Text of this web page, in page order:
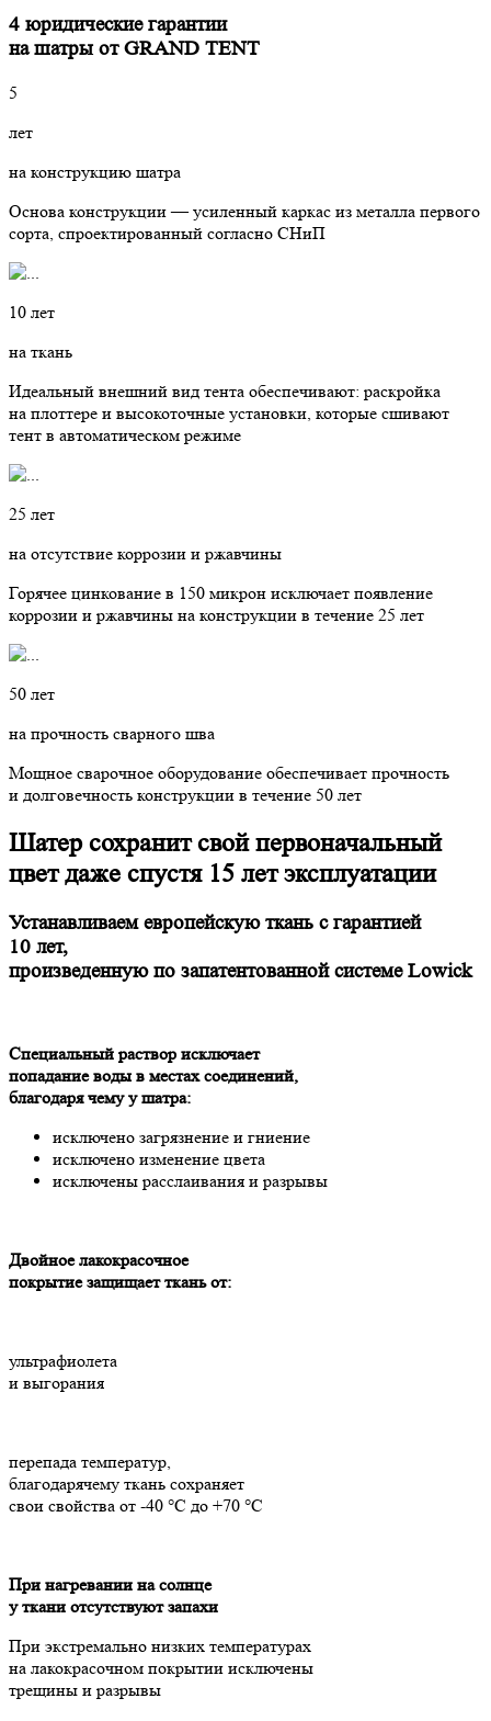
4 юридические гарантии
на шатры от GRAND TENT
5
лет
на конструкцию шатра
Основа конструкции — усиленный каркас из металла первого
сорта, спроектированный согласно СНиП
10 лет
на ткань
Идеальный внешний вид тента обеспечивают: раскройка
на плоттере и высокоточные установки, которые сшивают
тент в автоматическом режиме
25 лет
на отсутствие коррозии и ржавчины
Горячее цинкование в 150 микрон исключает появление
коррозии и ржавчины на конструкции в течение 25 лет
50 лет
на прочность сварного шва
Мощное сварочное оборудование обеспечивает прочность
и долговечность конструкции в течение 50 лет
Шатер сохранит свой первоначальный
цвет даже спустя 15 лет эксплуатации
Устанавливаем европейскую ткань с гарантией
10 лет,
произведенную по запатентованной системе Lowick
Специальный раствор исключает
попадание воды в местах соединений,
благодаря чему у шатра:
исключено загрязнение и гниение
исключено изменение цвета
исключены расслаивания и разрывы
Двойное лакокрасочное
покрытие защищает ткань от:
ультрафиолета
и выгорания
перепада температур,
благодарячему ткань сохраняет
свои свойства от -40 °C до +70 °C
При нагревании на солнце
у ткани отсутствуют запахи
При экстремально низких температурах
на лакокрасочном покрытии исключены
трещины и разрывы